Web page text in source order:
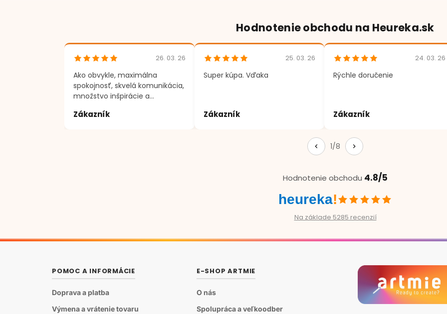
Hodnotenie obchodu na Heureka.sk
26. 03. 26
Ako obvykle, maximálna
spokojnosť, skvelá komunikácia,
množstvo inšpirácie a
;)
Zákazník
25. 03. 26
Super kúpa. Vďaka
Zákazník
24. 03. 26
Rýchle doručenie
Zákazník
1/8
Hodnotenie obchodu 4.8/5
heureka!
Na základe 5285 recenzií
POMOC A INFORMÁCIE
Doprava a platba
Výmena a vrátenie tovaru
E-SHOP ARTMIE
O nás
Spolupráca a veľkoodber